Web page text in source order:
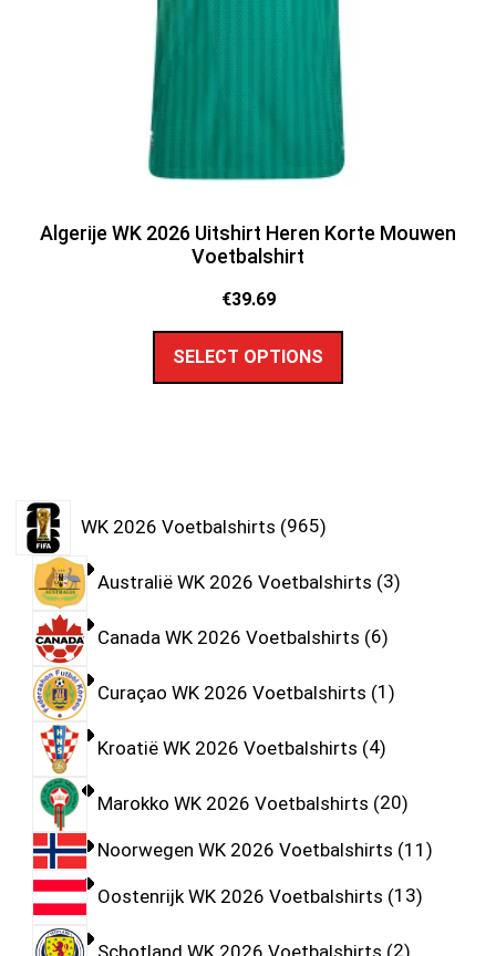
Algerije WK 2026 Uitshirt Heren Korte Mouwen
Voetbalshirt
€39.69
SELECT OPTIONS
WK 2026 Voetbalshirts 965
Australië WK 2026 Voetbalshirts 3
Canada WK 2026 Voetbalshirts 6
Curaçao WK 2026 Voetbalshirts 1
Kroatië WK 2026 Voetbalshirts 4
Marokko WK 2026 Voetbalshirts 20
Noorwegen WK 2026 Voetbalshirts 11
Oostenrijk WK 2026 Voetbalshirts 13
Schotland WK 2026 Voetbalshirts 2